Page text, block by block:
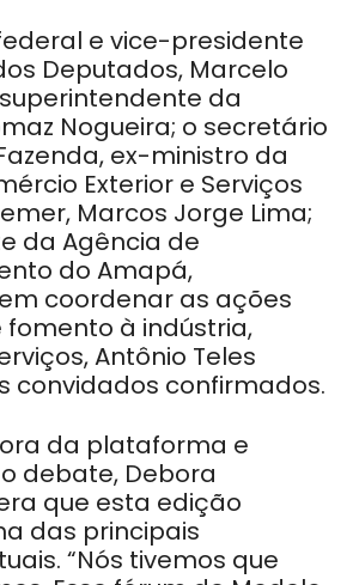
e vice-presidente
Deputados, Marcelo
da
Nogueira; o secretário
ex-ministro da
Exterior e Serviços
Marcos Jorge Lima;
da Agência de
do Amapá,
coordenar as ações
fomento à indústria,
Antônio Teles
convidados confirmados.
da plataforma e
debate, Debora
que esta edição
das principais
“Nós tivemos que